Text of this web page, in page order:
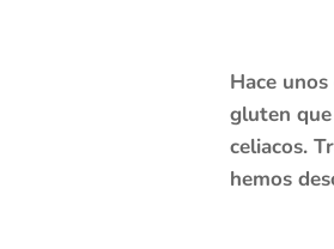
Hace
gluten
celiacos.
hemos